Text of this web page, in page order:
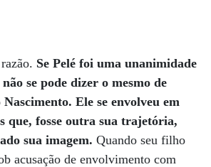
Se Pelé foi uma unanimidade
se pode dizer o mesmo de
Ele se envolveu em
que, fosse outra sua trajetória,
sua imagem. Quando seu filho
acusação de envolvimento com